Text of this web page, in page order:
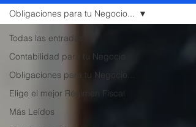
Todas las entradas
Contabilidad para tu Negocio
Obligaciones para tu Negocio...
Elige el mejor Régimen Fiscal
Más Leídos
Obligaciones para tu Negocio...